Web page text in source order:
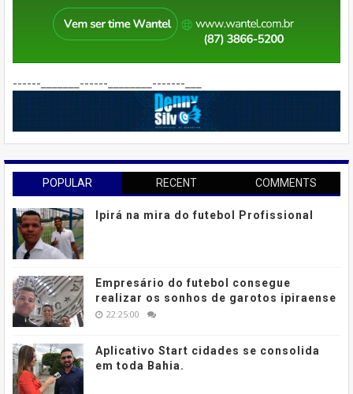
------_______------________-------___
POPULAR RECENT COMMENTS
Ipirá na mira do futebol Profissional
Empresário do futebol consegue
realizar os sonhos de garotos ipiraense
22:25:00
Aplicativo Start cidades se consolida
em toda Bahia.